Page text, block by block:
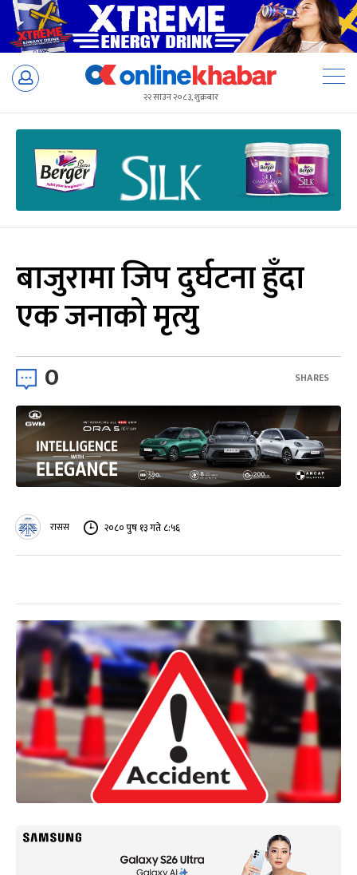
Skip
२२ साउन २०८३, शुक्रबार
बाजुरामा जिप दुर्घटना हुँदा
एक जनाको मृत्यु
0 SHARES
रासस २०८० पुष १३ गते ८:५६